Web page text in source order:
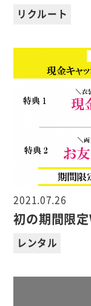
リクルート
2021.07.26
初の期間限
レンタル